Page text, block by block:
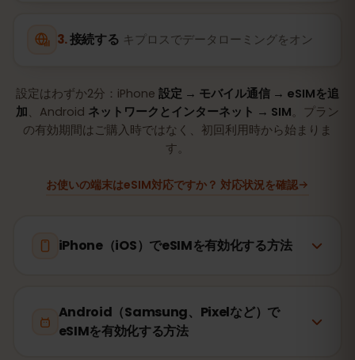
接続する キプロスでデータローミングをオン
設定はわずか2分：iPhone 設定 → モバイル通信 → eSIMを追
加、Android ネットワークとインターネット → SIM 。プラン
の有効期間はご購入時ではなく、初回利用時から始まりま
す。
お使いの端末はeSIM対応ですか？ 対応状況を確認
iPhone（iOS）でeSIMを有効化する方法
Android（Samsung、Pixelなど）で
eSIMを有効化する方法